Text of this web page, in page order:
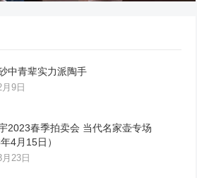
中青辈实力派陶手
9日
2023春季拍卖会 当代名家壶专场
4月15日）
23日